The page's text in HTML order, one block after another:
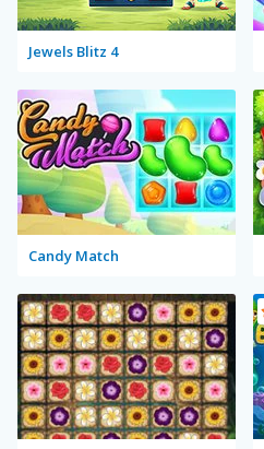
Jewels Blitz 4
Candy Match